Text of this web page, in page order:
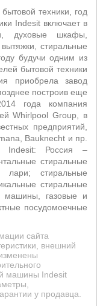
техники, год
Indesit включает в
духовые шкафы,
стиральные
будучи одним из
бытовой техники
приобрела завод
построив еще
года компания
Whirlpool Group, в
предприятий,
Bauknecht и пр.
Indesit: Россия –
стиральные
стиральные
стиральные
газовые и
посудомоечные
сайта
внешний
машины Indesit
у продавца.